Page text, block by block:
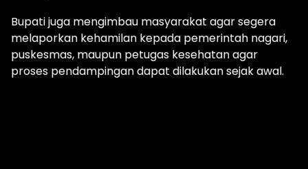
Bupati juga mengimbau masyarakat agar segera
melaporkan kehamilan kepada pemerintah nagari,
puskesmas, maupun petugas kesehatan agar
proses pendampingan dapat dilakukan sejak awal.